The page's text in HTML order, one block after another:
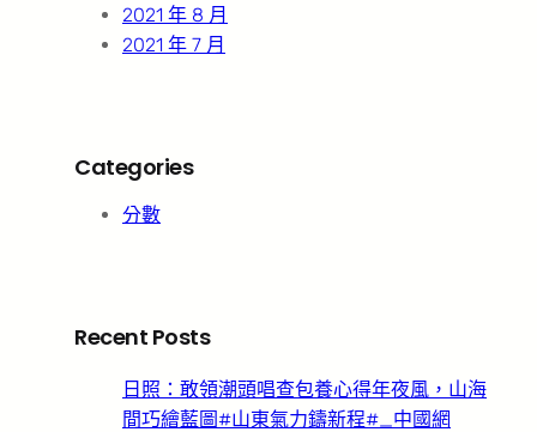
2021 年 8 月
2021 年 7 月
Categories
分數
Recent Posts
日照：敢領潮頭唱查包養心得年夜風，山海
間巧繪藍圖#山東氣力鑄新程#_中國網